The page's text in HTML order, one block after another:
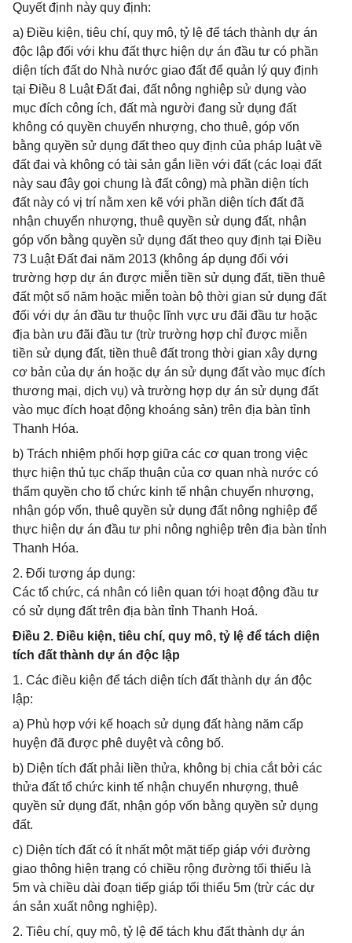
Quyết định này quy định:
a) Điều kiện, tiêu chí, quy mô, tỷ lệ để tách thành dự án
độc lập đối với khu đất thực hiện dự án đầu tư có phần
diện tích đất do Nhà nước giao đất để quản lý quy định
tại Điều 8 Luật Đất đai, đất nông nghiệp sử dụng vào
mục đích công ích, đất mà người đang sử dụng đất
không có quyền chuyển nhượng, cho thuê, góp vốn
bằng quyền sử dụng đất theo quy định của pháp luật về
đất đai và không có tài sản gắn liền với đất (các loại đất
này sau đây gọi chung là đất công) mà phần diện tích
đất này có vị trí nằm xen kẽ với phần diện tích đất đã
nhận chuyển nhượng, thuê quyền sử dụng đất, nhận
góp vốn bằng quyền sử dụng đất theo quy định tại Điều
73 Luật Đất đai năm 2013 (không áp dụng đối với
trường hợp dự án được miễn tiền sử dụng đất, tiền thuê
đất một số năm hoặc miễn toàn bộ thời gian sử dụng đất
đối với dự án đầu tư thuộc lĩnh vực ưu đãi đầu tư hoặc
địa bàn ưu đãi đầu tư (trừ trường hợp chỉ được miễn
tiền sử dụng đất, tiền thuê đất trong thời gian xây dựng
cơ bản của dự án hoặc dự án sử dụng đất vào mục đích
thương mại, dịch vụ) và trường hợp dự án sử dụng đất
vào mục đích hoạt động khoáng sản) trên địa bàn tỉnh
Thanh Hóa.
b) Trách nhiệm phối hợp giữa các cơ quan trong việc
thực hiện thủ tục chấp thuận của cơ quan nhà nước có
thẩm quyền cho tổ chức kinh tế nhận chuyển nhượng,
nhận góp vốn, thuê quyền sử dụng đất nông nghiệp để
thực hiện dự án đầu tư phi nông nghiệp trên địa bàn tỉnh
Thanh Hóa.
2. Đối tượng áp dụng:
Các tổ chức, cá nhân có liên quan tới hoạt động đầu tư
có sử dụng đất trên địa bàn tỉnh Thanh Hoá.
Điều 2. Điều kiện, tiêu chí, quy mô, tỷ lệ để tách diện
tích đất thành dự án độc lập
1. Các điều kiện để tách diện tích đất thành dự án độc
lập:
a) Phù hợp với kế hoạch sử dụng đất hàng năm cấp
huyện đã được phê duyệt và công bố.
b) Diện tích đất phải liền thửa, không bị chia cắt bởi các
thửa đất tổ chức kinh tế nhận chuyển nhượng, thuê
quyền sử dụng đất, nhận góp vốn bằng quyền sử dụng
đất.
c) Diện tích đất có ít nhất một mặt tiếp giáp với đường
giao thông hiện trạng có chiều rộng đường tối thiểu là
5m và chiều dài đoạn tiếp giáp tối thiểu 5m (trừ các dự
án sản xuất nông nghiệp).
2. Tiêu chí, quy mô, tỷ lệ để tách khu đất thành dự án